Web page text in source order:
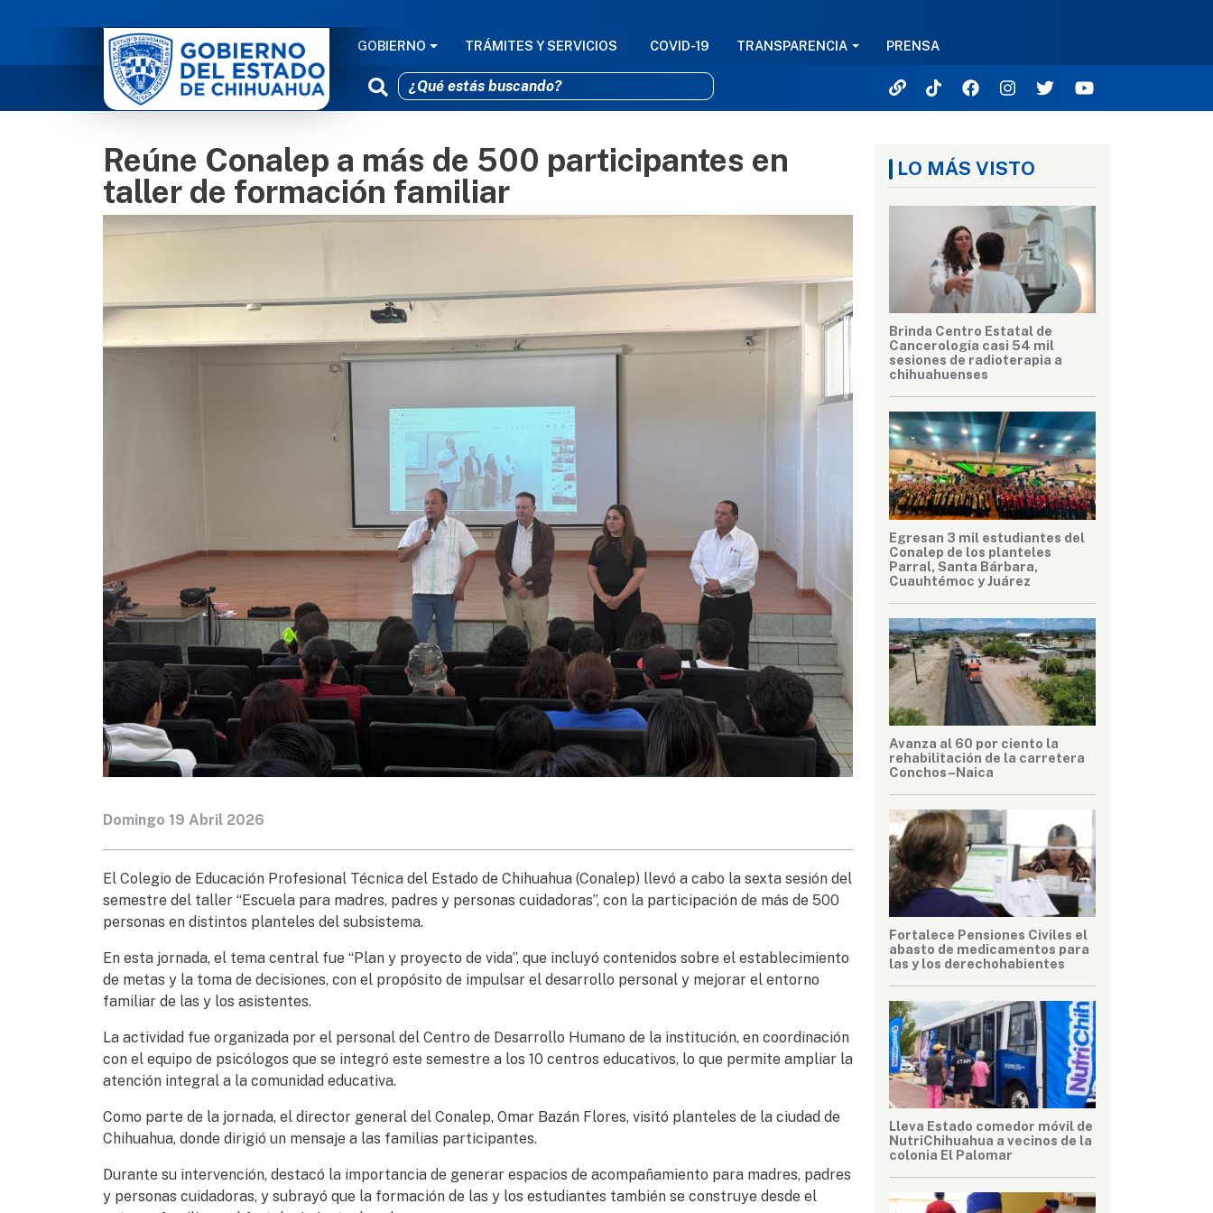
Pasar al contenido principal
NAVEGACIÓN PRINCIPAL
GOBIERNO TRÁMITES Y SERVICIOS COVID-19 TRANSPARENCIA PRENSA
Reúne Conalep a más de 500 participantes en
taller de formación familiar
Domingo 19 Abril 2026
El Colegio de Educación Profesional Técnica del Estado de Chihuahua (Conalep) llevó a cabo la sexta sesión del
semestre del taller “Escuela para madres, padres y personas cuidadoras”, con la participación de más de 500
personas en distintos planteles del subsistema.
En esta jornada, el tema central fue “Plan y proyecto de vida”, que incluyó contenidos sobre el establecimiento
de metas y la toma de decisiones, con el propósito de impulsar el desarrollo personal y mejorar el entorno
familiar de las y los asistentes.
La actividad fue organizada por el personal del Centro de Desarrollo Humano de la institución, en coordinación
con el equipo de psicólogos que se integró este semestre a los 10 centros educativos, lo que permite ampliar la
atención integral a la comunidad educativa.
Como parte de la jornada, el director general del Conalep, Omar Bazán Flores, visitó planteles de la ciudad de
Chihuahua, donde dirigió un mensaje a las familias participantes.
Durante su intervención, destacó la importancia de generar espacios de acompañamiento para madres, padres
y personas cuidadoras, y subrayó que la formación de las y los estudiantes también se construye desde el
LO MÁS VISTO
Brinda Centro Estatal de
Cancerología casi 54 mil
sesiones de radioterapia a
chihuahuenses
Egresan 3 mil estudiantes del
Conalep de los planteles
Parral, Santa Bárbara,
Cuauhtémoc y Juárez
Avanza al 60 por ciento la
rehabilitación de la carretera
Conchos–Naica
Fortalece Pensiones Civiles el
abasto de medicamentos para
las y los derechohabientes
Lleva Estado comedor móvil de
NutriChihuahua a vecinos de la
colonia El Palomar